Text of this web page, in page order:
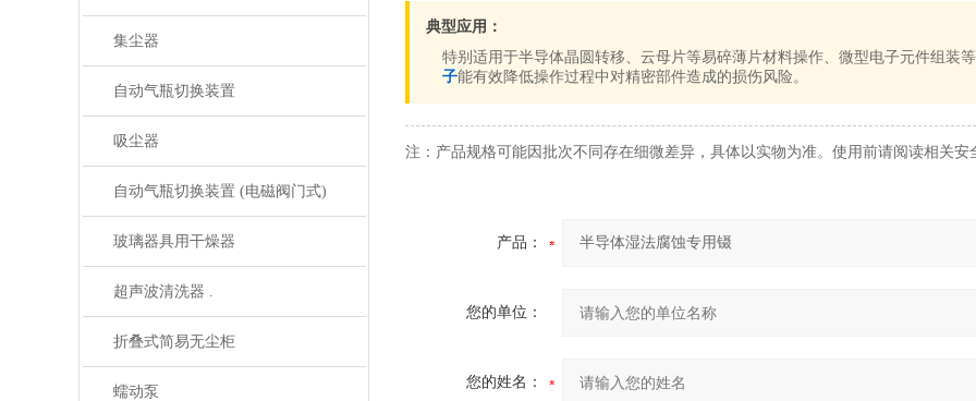
集尘器
自动气瓶切换装置
吸尘器
自动气瓶切换装置 (电磁阀门式)
玻璃器具用干燥器
超声波清洗器 .
折叠式简易无尘柜
蠕动泵
典型应用：
特别适用于半导体晶圆转移、云母片等易碎薄片材料操作、微型电子元件组装
子能有效降低操作过程中对精密部件造成的损伤风险。
注：产品规格可能因批次不同存在细微差异，具体以实物为准。使用前请阅读相关安
产品：
您的单位：
您的姓名：